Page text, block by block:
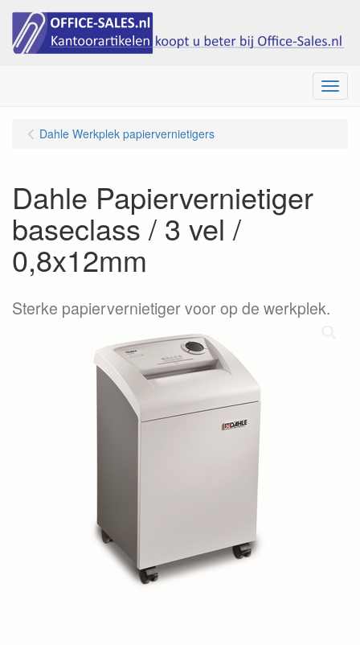
Menu
Dahle Werkplek papiervernietigers
Dahle Papiervernietiger
baseclass / 3 vel /
0,8x12mm
Sterke papiervernietiger voor op de werkplek.